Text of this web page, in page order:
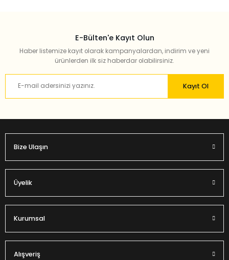
E-Bülten'e Kayıt Olun
Haber listemize kayıt olarak kampanyalardan, indirim ve yeni
ürünlerden ilk siz haberdar olabilirsiniz.
Kayıt Ol
Bize Ulaşın
Üyelik
Kurumsal
Alışveriş